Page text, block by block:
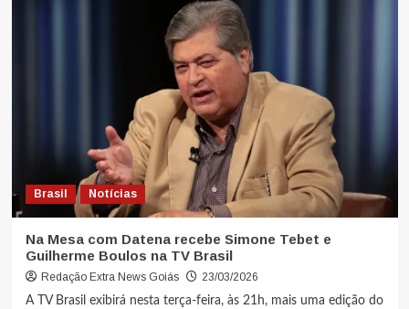
Brasil Notícias
Na Mesa com Datena recebe Simone Tebet e
Guilherme Boulos na TV Brasil
Redação Extra News Goiás
23/03/2026
A TV Brasil exibirá nesta terça-feira, às 21h, mais uma edição do